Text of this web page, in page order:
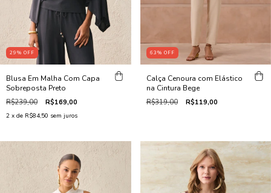
29% OFF
Blusa Em Malha Com Capa
Sobreposta Preto
R$239,00 R$169,00
2 x de R$84,50 sem juros
63% OFF
Calça Cenoura com Elástico
na Cintura Bege
R$319,00 R$119,00